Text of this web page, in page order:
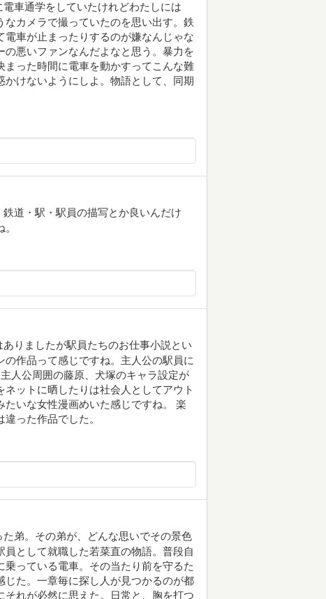
車通学をしていたけれどわたしには
なカメラで撮っていたのを思い出す。鉄
車が止まったりするのが嫌なんじゃな
悪いファンなんだよなと思う。暴力を
った時間に電車を動かすってこんな難
けないようにしよ。物語として、同期
道・駅・駅員の描写とか良いんだけ
りましたが駅員たちのお仕事小説とい
作品って感じですね。主人公の駅員に
人公周囲の藤原、犬塚のキャラ設定が
ットに晒したりは社会人としてアウト
いな女性漫画めいた感じですね。 楽
った作品でした。
弟。その弟が、どんな思いでその景色
として就職した若菜直の物語。普段自
っている電車。その当たり前を守るた
た。一章毎に探し人が見つかるのが都
れが必然に思えた。日常と、胸を打つ